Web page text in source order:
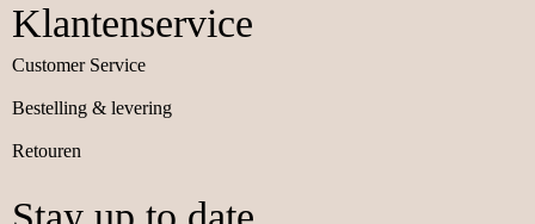
Klantenservice
Customer Service
Bestelling & levering
Retouren